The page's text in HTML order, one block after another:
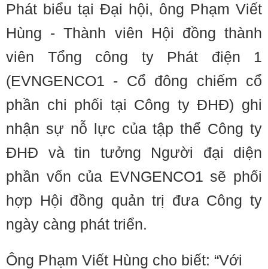
Phát biểu tại Đại hội, ông Phạm Viết
Hùng - Thành viên Hội đồng thành
viên Tổng công ty Phát điện 1
(EVNGENCO1 - Cổ đông chiếm cổ
phần chi phối tại Công ty ĐHĐ) ghi
nhận sự nỗ lực của tập thể Công ty
ĐHĐ và tin tưởng Người đại diện
phần vốn của EVNGENCO1 sẽ phối
hợp Hội đồng quản trị đưa Công ty
ngày càng phát triển.
Ông Phạm Viết Hùng cho biết: “Với